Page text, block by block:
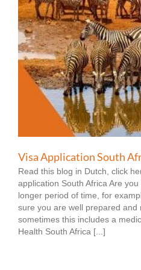
Visa Application South
Read this blog in Dutch, click
application South Africa Are
longer period of time, for
sure you are well prepared and
sometimes this includes a
Health South Africa [...]